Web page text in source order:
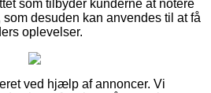
som tilbyder kunderne at notere
desuden kan anvendes til at få
oplevelser.
ved hjælp af annoncer. Vi